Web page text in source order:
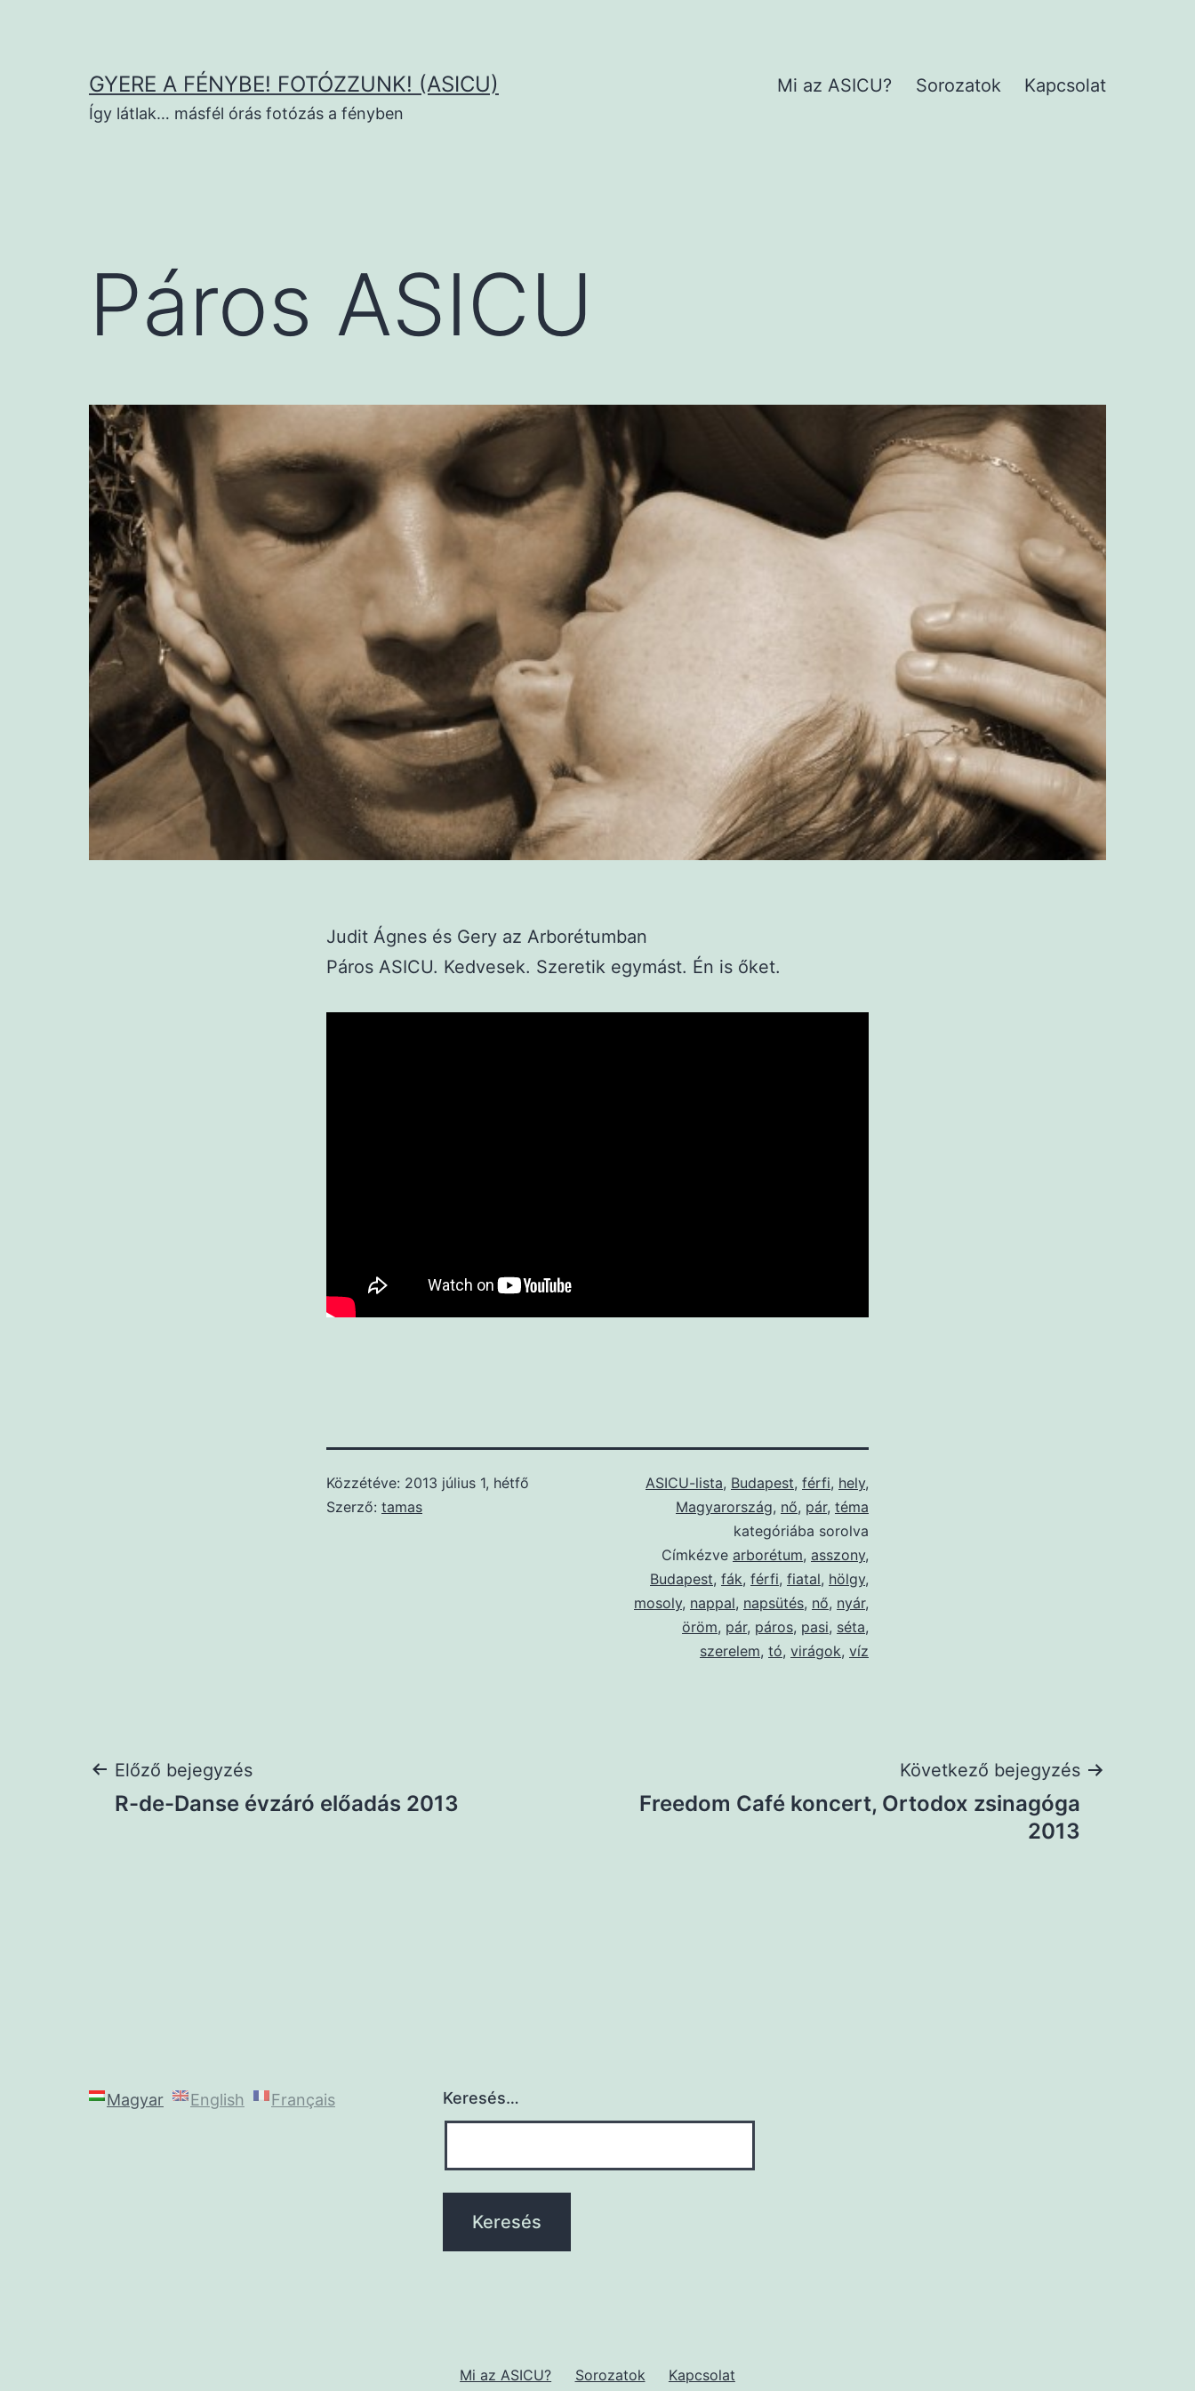
tartalomhozGYERE A FÉNYBE! FOTÓZZUNK! (ASICU)
Így látlak… másfél órás fotózás a fényben
Mi az ASICU? Sorozatok Kapcsolat
Páros ASICU
Judit Ágnes és Gery az Arborétumban
Páros ASICU. Kedvesek. Szeretik egymást. Én is őket.
Közzétéve: 2013 július 1, hétfő
Szerző: tamas
ASICU-lista, Budapest, férfi, hely,
Magyarország, nő, pár, téma
kategóriába sorolva
Címkézve arborétum, asszony,
Budapest, fák, férfi, fiatal, hölgy,
mosoly, nappal, napsütés, nő, nyár,
öröm, pár, páros, pasi, séta,
szerelem, tó, virágok, víz
Bejegyzés
Előző bejegyzés
R-de-Danse évzáró előadás 2013
Következő bejegyzés
Freedom Café koncert, Ortodox zsinagóga
2013
Magyar English Français Keresés…
Mi az ASICU? Sorozatok Kapcsolat